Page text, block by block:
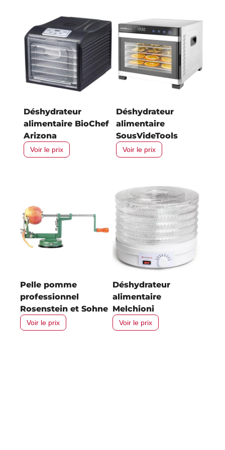
Déshydrateur
alimentaire BioChef
Arizona
Voir le prix
Déshydrateur
alimentaire
SousVideTools
Voir le prix
Pelle pomme
professionnel
Rosenstein et Sohne
Voir le prix
Déshydrateur
alimentaire
Melchioni
Voir le prix